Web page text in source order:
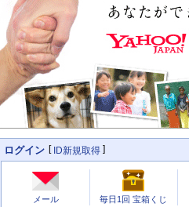
個
人
ログイン ID新規取得
あ
た
の
ス
メール 毎日1回 宝箱くじ